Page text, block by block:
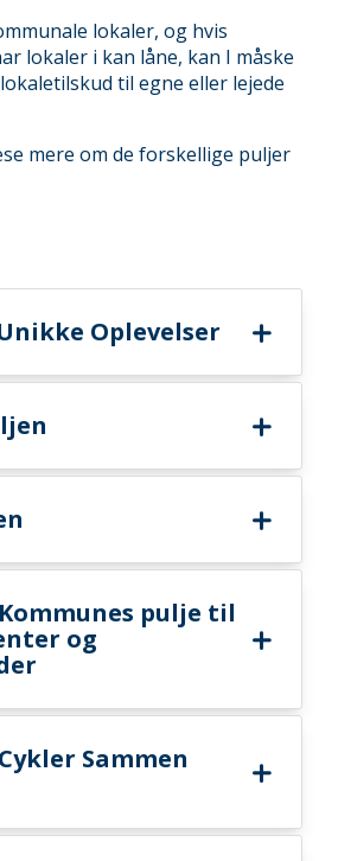
lokaler, og hvis
lokaler i kan låne, kan I måske
til egne eller lejede
mere om de forskellige puljer
Oplevelser
pulje til
og
Sammen